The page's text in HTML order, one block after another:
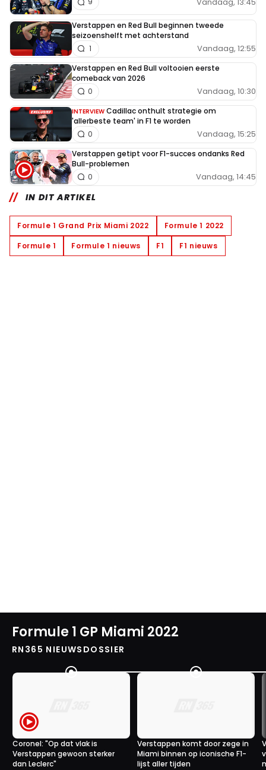
Verstappen en Red Bull beginnen tweede
seizoenshelft met achterstand
Vandaag, 12:55
1
Verstappen en Red Bull voltooien eerste
comeback van 2026
Vandaag, 10:30
0
INTERVIEW Cadillac onthult strategie om
'allerbeste team' in F1 te worden
Vandaag, 15:25
0
Verstappen getipt voor F1-succes ondanks Red
Bull-problemen
Vandaag, 14:45
0
IN DIT ARTIKEL
Formule 1 Grand Prix Miami 2022
Formule 1 2022
Formule 1
Formule 1 nieuws F1 F1 nieuws
Formule 1 GP Miami 2022
RN365 NIEUWSDOSSIER
Coronel: "Op dat vlak is
Verstappen gewoon sterker
dan Leclerc"
Verstappen komt door zege in
Miami binnen op iconische F1-
lijst aller tijden